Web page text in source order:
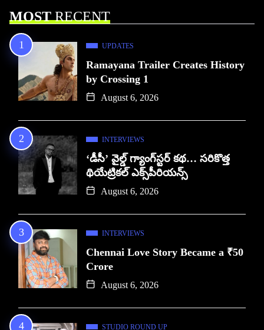
MOSTRECENT
UPDATES
Ramayana Trailer Creates History
by Crossing 1
August 6, 2026
INTERVIEWS
‘డీసీ’ వైల్డ్ గ్యాంగ్‌స్టర్ కథ… సరికొత్త
థియేట్రికల్ ఎక్స్‌పీరియన్స్
August 6, 2026
INTERVIEWS
Chennai Love Story Became a ₹50
Crore
August 6, 2026
STUDIO ROUND UP